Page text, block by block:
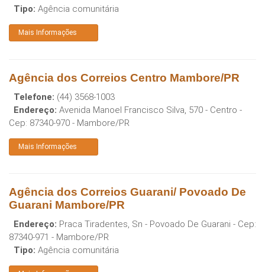
Tipo: Agência comunitária
Mais Informações
Agência dos Correios Centro Mambore/PR
Telefone: (44) 3568-1003
Endereço: Avenida Manoel Francisco Silva, 570 - Centro -
Cep: 87340-970 - Mambore/PR
Mais Informações
Agência dos Correios Guarani/ Povoado De
Guarani Mambore/PR
Endereço: Praca Tiradentes, Sn - Povoado De Guarani - Cep:
87340-971 - Mambore/PR
Tipo: Agência comunitária